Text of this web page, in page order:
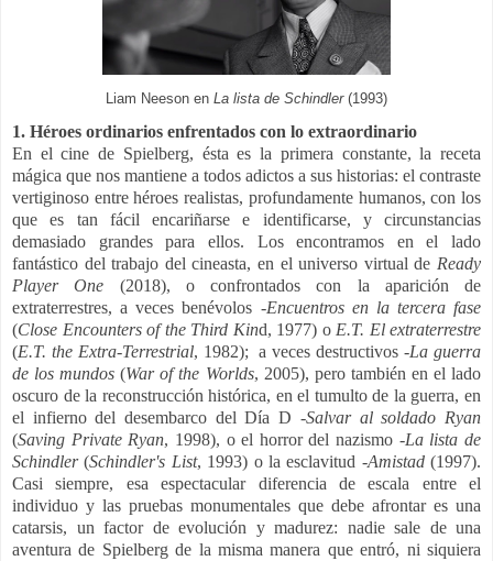
Liam Neeson en La lista de Schindler (1993)
1. Héroes ordinarios enfrentados con lo extraordinario
En el cine de Spielberg, ésta es la primera constante, la receta
mágica que nos mantiene a todos adictos a sus historias: el contraste
vertiginoso entre héroes realistas, profundamente humanos, con los
que es tan fácil encariñarse e identificarse, y circunstancias
demasiado grandes para ellos. Los encontramos en el lado
fantástico del trabajo del cineasta, en el universo virtual de Ready
Player One (2018), o confrontados con la aparición de
extraterrestres, a veces benévolos -Encuentros en la tercera fase
(Close Encounters of the Third Kind, 1977) o E.T. El extraterrestre
(E.T. the Extra-Terrestrial, 1982); a veces destructivos -La guerra
de los mundos(War of the Worlds, 2005), pero también en el lado
oscuro de la reconstrucción histórica, en el tumulto de la guerra, en
el infierno del desembarco del Día D -Salvar al soldado Ryan
(Saving Private Ryan, 1998), o el horror del nazismo -La lista de
Schindler(Schindler's List, 1993) o la esclavitud -Amistad (1997).
Casi siempre, esa espectacular diferencia de escala entre el
individuo y las pruebas monumentales que debe afrontar es una
catarsis, un factor de evolución y madurez: nadie sale de una
aventura de Spielberg de la misma manera que entró, ni siquiera